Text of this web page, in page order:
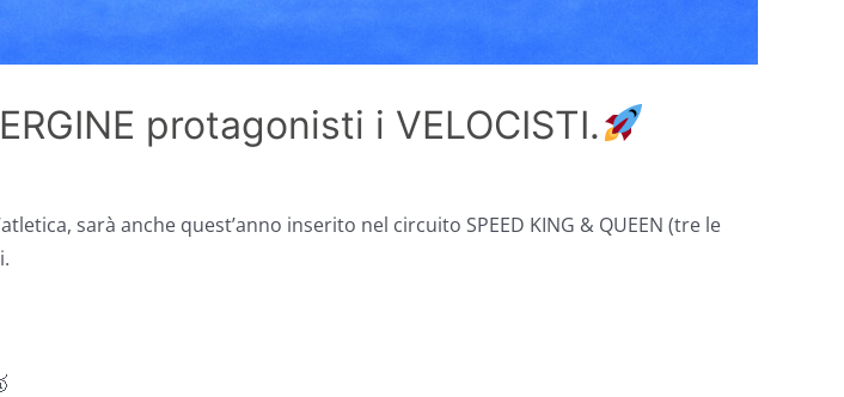
protagonisti i VELOCISTI.
sarà anche quest’anno inserito nel circuito SPEED KING & QUEEN (tre le